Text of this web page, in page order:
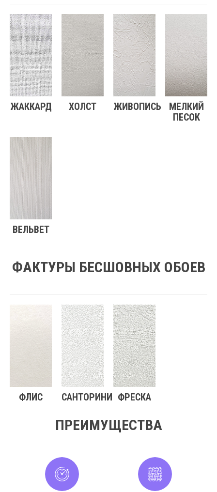
ЖАККАРД ХОЛСТ ЖИВОПИСЬ
МЕЛКИЙ
ПЕСОК
ВЕЛЬВЕТ
ФАКТУРЫ БЕСШОВНЫХ ОБОЕВ
ФЛИС САНТОРИНИ ФРЕСКА
ПРЕИМУЩЕСТВА